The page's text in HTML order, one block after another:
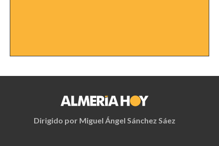
Dirigido por Miguel Ángel Sánchez Sáez